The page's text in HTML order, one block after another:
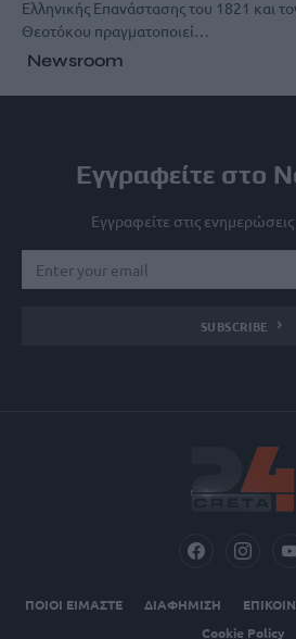
Ελληνικής Επανάστασης του 1821 και
Θεοτόκου πραγματοποιεί…
Newsroom
Εγγραφείτε στο
Εγγραφείτε στις
SUBSCRIBE
ΠΟΙΟΙ ΕΙΜΑΣΤΕ ΔΙΑΦΗΜΙΣΗ
Cookie Policy